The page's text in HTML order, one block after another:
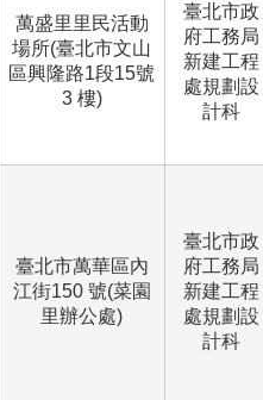
萬盛里里民活動
場所(臺北市文山
區興隆路1段15號
3 樓)
臺北市政
府工務局
新建工程
處規劃設
計科
臺北市萬華區內
江街150 號(菜園
里辦公處)
臺北市政
府工務局
新建工程
處規劃設
計科